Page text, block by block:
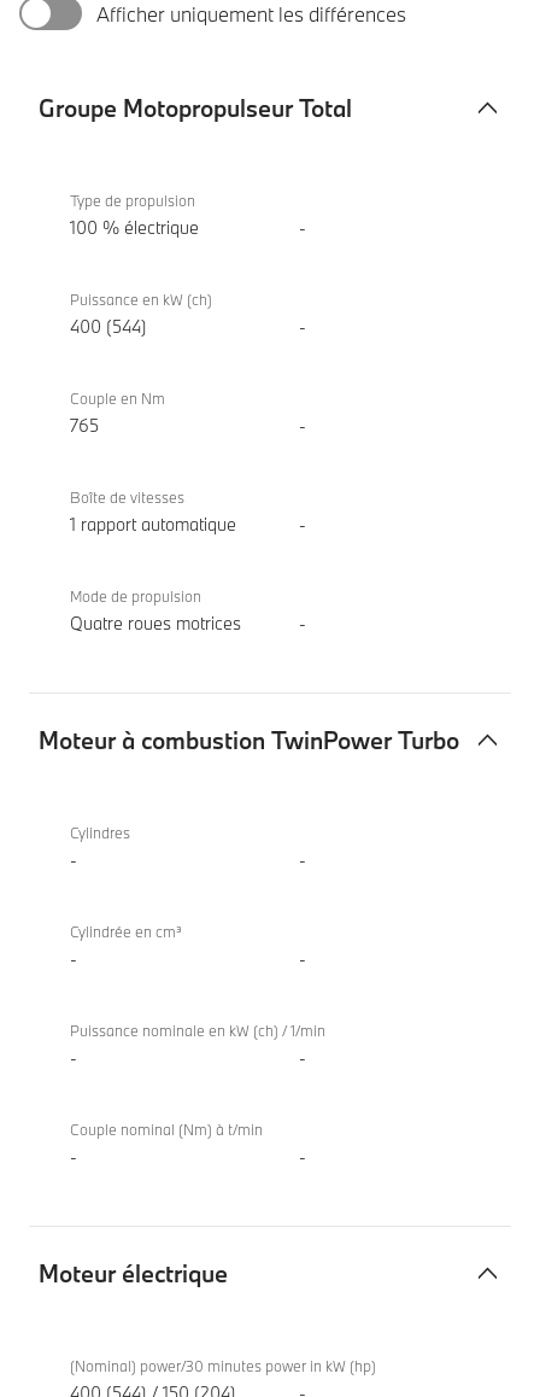
Afficher uniquement les différences
Groupe Motopropulseur Total
Motopropulseur
Total
xDrive60
Type de propulsion
100 % électrique -
Puissance en kW (ch)
400 (544) -
Couple en Nm
765 -
Boîte de vitesses
1 rapport automatique -
Mode de propulsion
Quatre roues motrices -
Moteur à combustion TwinPower Turbo
combustion
xDrive60
Cylindres
- -
Cylindrée en cm³
- -
Puissance nominale en kW (ch) / 1/min
- -
Couple nominal (Nm) à t/min
- -
Moteur électrique
électrique
xDrive60
(Nominal) power/30 minutes power in kW (hp)